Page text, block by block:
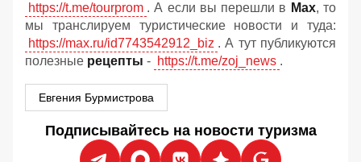
https://t.me/tourprom . А если вы перешли в Мах, то
мы транслируем туристические новости и туда:
https://max.ru/id7743542912_biz . А тут публикуются
полезные рецепты - https://t.me/zoj_news .
Евгения Бурмистрова
Подписывайтесь на новости туризма